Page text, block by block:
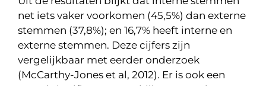
net iets vaker voorkomen (45,5%) dan externe
stemmen (37,8%); en 16,7% heeft interne en
externe stemmen. Deze cijfers zijn
vergelijkbaar met eerder onderzoek
(McCarthy-Jones et al, 2012). Er is ook een